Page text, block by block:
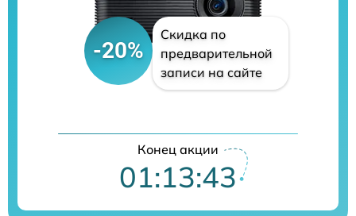
-20%
Скидка по
предварительной
записи на сайте
Конец акции
01:13:43